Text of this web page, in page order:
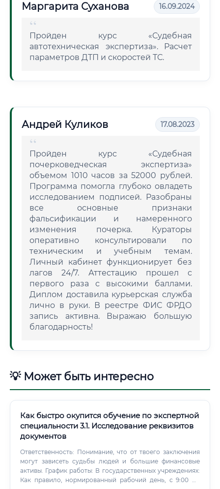
Маргарита Суханова 16.09.2024
Пройден курс «Судебная
автотехническая экспертиза». Расчет
параметров ДТП и скоростей ТС.
Андрей Куликов 17.08.2023
Пройден курс «Судебная
почерковедческая экспертиза»
объемом 1010 часов за 52000 рублей.
Программа помогла глубоко овладеть
исследованием подписей. Разобраны
все основные признаки
фальсификации и намеренного
изменения почерка. Кураторы
оперативно консультировали по
техническим и учебным темам.
Личный кабинет функционирует без
лагов 24/7. Аттестацию прошел с
первого раза с высокими баллами.
Диплом доставила курьерская служба
лично в руки. В реестре ФИС ФРДО
запись активна. Выражаю большую
благодарность!
💡 Может быть интересно
Как быстро окупится обучение по экспертной
специальности 3.1. Исследование реквизитов
документов
Ответственность: Понимание, что от твоего заключения
могут зависеть судьбы людей и большие финансовые
активы. График работы: В государственных учреждениях:
Как правило, нормированный рабочий день, с 9:00 до